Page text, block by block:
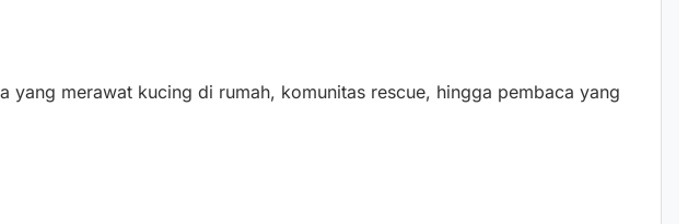
merawat kucing di rumah, komunitas rescue, hingga pembaca yang